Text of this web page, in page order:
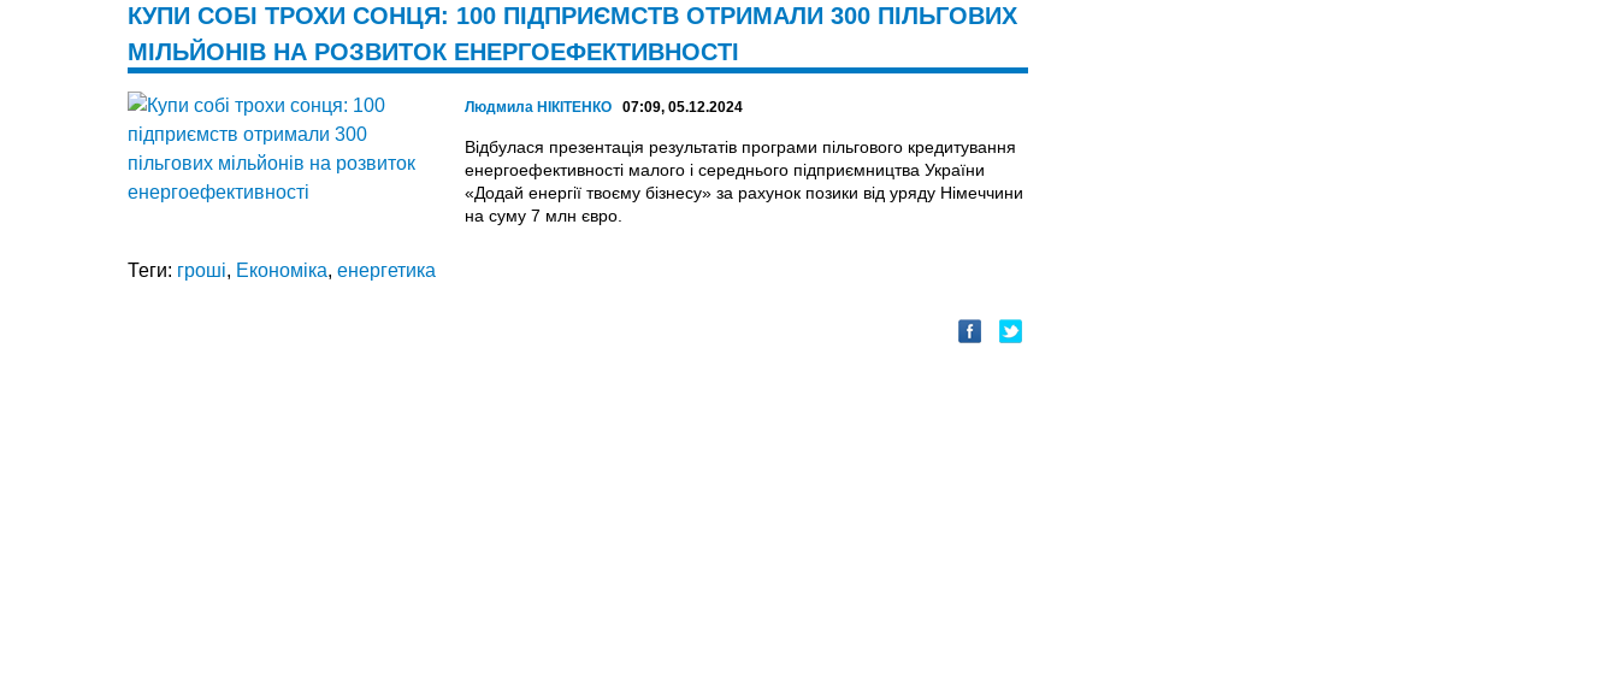
КУПИ СОБІ ТРОХИ СОНЦЯ: 100 ПІДПРИЄМСТВ ОТРИМАЛИ 300 ПІЛЬГОВИХ
МІЛЬЙОНІВ НА РОЗВИТОК ЕНЕРГОЕФЕКТИВНОСТІ
Людмила НІКІТЕНКО 07:09, 05.12.2024
Відбулася презентація результатів програми пільгового кредитування
енергоефективності малого і середнього підприємництва України
«Додай енергії твоєму бізнесу» за рахунок позики від уряду Німеччини
на суму 7 млн євро.
Теги: гроші, Економіка, енергетика